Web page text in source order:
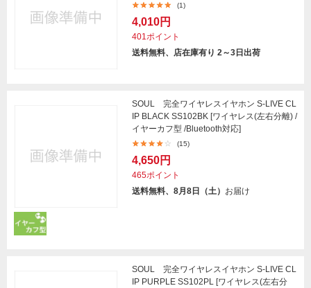
(1)
4,010円
401ポイント
送料無料、店在庫有り 2～3日出荷
SOUL 完全ワイヤレスイヤホン S-LIVE CL
IP BLACK SS102BK [ワイヤレス(左右分離) /
イヤーカフ型 /Bluetooth対応]
(15)
4,650円
465ポイント
送料無料、8月8日（土） お届け
SOUL 完全ワイヤレスイヤホン S-LIVE CL
IP PURPLE SS102PL [ワイヤレス(左右分